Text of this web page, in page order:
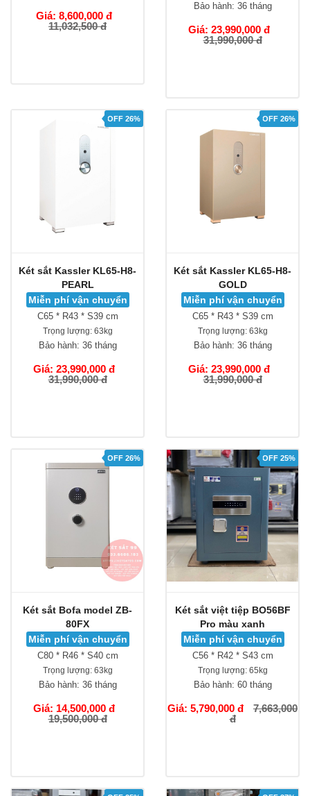
Giá: 8,600,000 đ
11,032,500 đ
Bảo hành: 36 tháng
Giá: 23,990,000 đ
31,990,000 đ
OFF 26%
Két sắt Kassler KL65-H8-
PEARL
Miễn phí vận chuyển
C65 * R43 * S39 cm
Trọng lượng:63kg
Bảo hành: 36 tháng
Giá: 23,990,000 đ
31,990,000 đ
OFF 26%
Két sắt Kassler KL65-H8-
GOLD
Miễn phí vận chuyển
C65 * R43 * S39 cm
Trọng lượng:63kg
Bảo hành: 36 tháng
Giá: 23,990,000 đ
31,990,000 đ
OFF 26%
Két sắt Bofa model ZB-
80FX
Miễn phí vận chuyển
C80 * R46 * S40 cm
Trọng lượng:63kg
Bảo hành: 36 tháng
Giá: 14,500,000 đ
19,500,000 đ
OFF 25%
Két sắt việt tiệp BO56BF
Pro màu xanh
Miễn phí vận chuyển
C56 * R42 * S43 cm
Trọng lượng:65kg
Bảo hành: 60 tháng
Giá: 5,790,000 đ
7,663,000
đ